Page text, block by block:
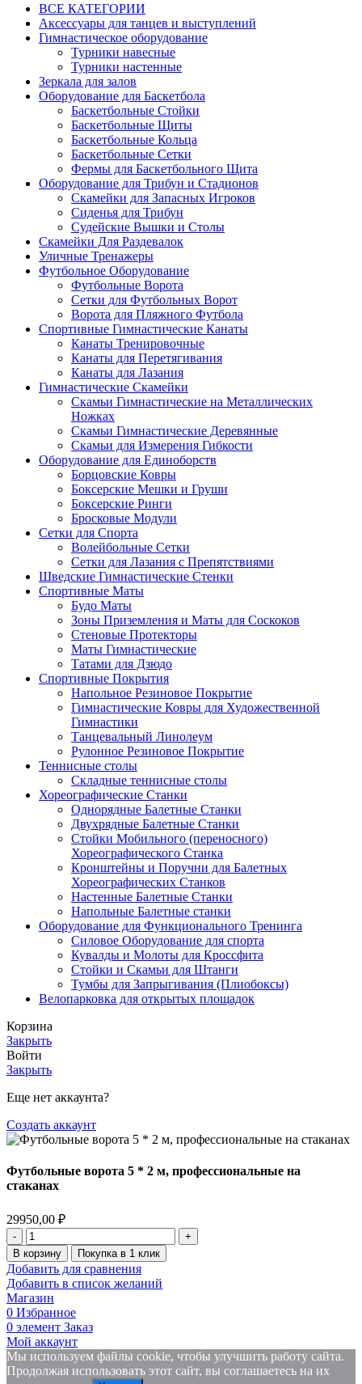
ВСЕ КАТЕГОРИИ
Аксессуары для танцев и выступлений
Гимнастическое оборудование
Турники навесные
Турники настенные
Зеркала для залов
Оборудование для Баскетбола
Баскетбольные Стойки
Баскетбольные Щиты
Баскетбольные Кольца
Баскетбольные Сетки
Фермы для Баскетбольного Щита
Оборудование для Трибун и Стадионов
Скамейки для Запасных Игроков
Сиденья для Трибун
Судейские Вышки и Столы
Скамейки Для Раздевалок
Уличные Тренажеры
Футбольное Оборудование
Футбольные Ворота
Сетки для Футбольных Ворот
Ворота для Пляжного Футбола
Спортивные Гимнастические Канаты
Канаты Тренировочные
Канаты для Перетягивания
Канаты для Лазания
Гимнастические Скамейки
Скамьи Гимнастические на Металлических
Ножках
Скамьи Гимнастические Деревянные
Скамьи для Измерения Гибкости
Оборудование для Единоборств
Борцовские Ковры
Боксерские Мешки и Груши
Боксерские Ринги
Бросковые Модули
Сетки для Спорта
Волейбольные Сетки
Сетки для Лазания с Препятствиями
Шведские Гимнастические Стенки
Спортивные Маты
Будо Маты
Зоны Приземления и Маты для Соскоков
Стеновые Протекторы
Маты Гимнастические
Татами для Дзюдо
Спортивные Покрытия
Напольное Резиновое Покрытие
Гимнастические Ковры для Художественной
Гимнастики
Танцевальный Линолеум
Рулонное Резиновое Покрытие
Теннисные столы
Складные теннисные столы
Хореографические Станки
Однорядные Балетные Станки
Двухрядные Балетные Станки
Стойки Мобильного (переносного)
Хореографического Станка
Кронштейны и Поручни для Балетных
Хореографических Станков
Настенные Балетные Станки
Напольные Балетные станки
Оборудование для Функционального Тренинга
Силовое Оборудование для спорта
Кувалды и Молоты для Кроссфита
Стойки и Скамьи для Штанги
Тумбы для Запрыгивания (Плиобоксы)
Велопарковка для открытых площадок
Корзина
Закрыть
Войти
Закрыть
Еще нет аккаунта?
Создать аккаунт
Футбольные ворота 5 * 2 м, профессиональные на
стаканах
29950,00 ₽
Количество
товара
Футбольные
ворота
5
*
2
м,
профессиональные
на
стаканах
В корзину Покупка в 1 клик
Добавить для сравнения
Добавить в список желаний
Магазин
0 Избранное
0 элемент Заказ
Мой аккаунт
Мы используем файлы cookie, чтобы улучшить работу сайта.
Продолжая использовать этот сайт, вы соглашаетесь на их